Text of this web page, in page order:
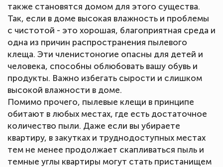
также становятся домом для этого существа.
Так, если в доме высокая влажность и проблемы
с чистотой - это хорошая, благоприятная среда и
одна из причин распространения пылевого
клеща. Эти членистоногие опасны для детей и
человека, способны облюбовать вашу обувь и
продукты. Важно избегать сырости и слишком
высокой влажности в доме.
Помимо прочего, пылевые клещи в принципе
обитают в любых местах, где есть достаточное
количество пыли. Даже если вы убираете
квартиру, в закутках и труднодоступных местах
тем не менее продолжает скапливаться пыль и
темные углы квартиры могут стать пристанищем